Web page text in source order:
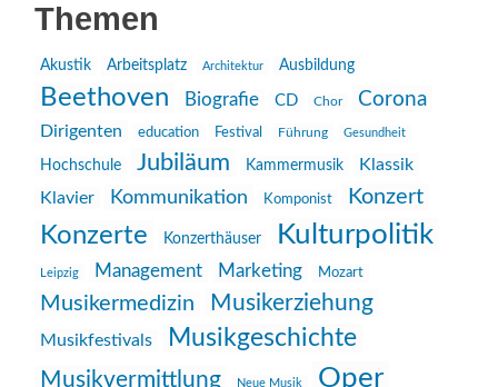
Themen
Akustik Arbeitsplatz Architektur Ausbildung
Beethoven Biografie CD Chor Corona
Dirigenten education Festival Führung Gesundheit
Hochschule Jubiläum Kammermusik
Klassik
Klavier
Kommunikation Komponist Konzert
Konzerte Konzerthäuser Kulturpolitik
Leipzig Management Marketing Mozart
Musikermedizin Musikerziehung
Musikfestivals Musikgeschichte
Musikvermittlung Neue Musik Oper